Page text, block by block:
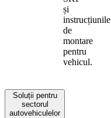
și
instrucțiunile
de
montare
pentru
vehicul.
Soluții pentru
sectorul
autovehiculelor